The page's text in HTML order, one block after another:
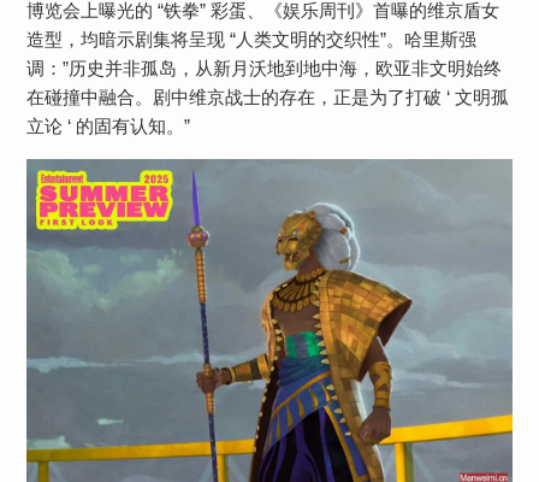
博览会上曝光的 “铁拳” 彩蛋、《娱乐周刊》首曝的维京盾女
造型，均暗示剧集将呈现 “人类文明的交织性”。哈里斯强
调：”历史并非孤岛，从新月沃地到地中海，欧亚非文明始终
在碰撞中融合。剧中维京战士的存在，正是为了打破 ‘ 文明孤
立论 ‘ 的固有认知。”